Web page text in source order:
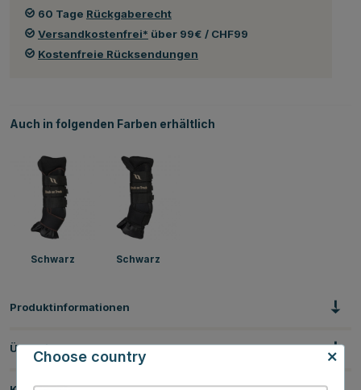
60 Tage Rückgaberecht
Versandkostenfrei* über 99€ / CHF99
Kostenfreie Rücksendungen
Auch in folgenden Farben erhältlich
Schwarz Schwarz
Produktinformationen
Über die Marke
Choose country